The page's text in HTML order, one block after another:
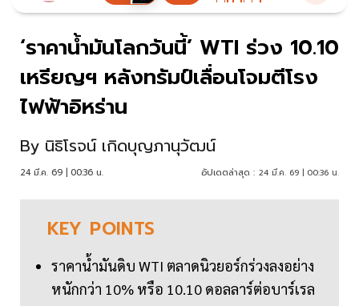
‘ราคาน้ำมันโลกวันนี้’ WTI ร่วง 10.10
เหรียญฯ หลังทรัมป์เลื่อนโจมตีโรง
ไฟฟ้าอิหร่าน
By นิธิโรจน์ เกิดบุญภานุวัฒน์
24 มี.ค. 69 | 00:36 น. อัปเดตล่าสุด : 24 มี.ค. 69 | 00:36 น.
KEY POINTS
ราคาน้ำมันดิบ WTI ตลาดนิวยอร์กร่วงลงอย่าง
หนักกว่า 10% หรือ 10.10 ดอลลาร์ต่อบาร์เรล